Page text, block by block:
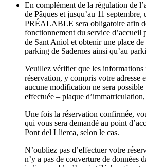
En complément de la régulation de
de Pâques et jusqu’au 11
PRÉALABLE sera obligatoire afin
fonctionnement du service d’accueil
de Sant Aniol et obtenir une place de
parking de Sadernes ainsi qu’au
Veuillez vérifier que les informations
réservation, y compris votre adresse
aucune modification ne sera
effectuée – plaque
Une fois la réservation confirmée,
qui vous sera demandé au point
Pont del Llierca, selon le cas.
N’oubliez pas d’effectuer votre
n’y a pas de couverture de données